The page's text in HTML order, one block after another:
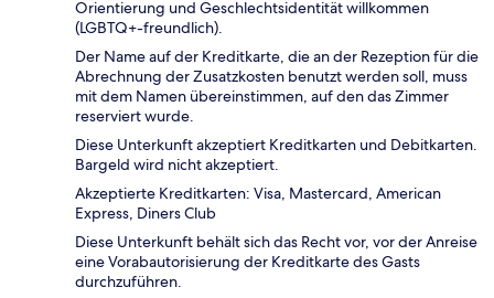
Orientierung und Geschlechtsidentität willkommen
(LGBTQ+-freundlich).
Der Name auf der Kreditkarte, die an der Rezeption für die
Abrechnung der Zusatzkosten benutzt werden soll, muss
mit dem Namen übereinstimmen, auf den das Zimmer
reserviert wurde.
Diese Unterkunft akzeptiert Kreditkarten und Debitkarten.
Bargeld wird nicht akzeptiert.
Akzeptierte Kreditkarten: Visa, Mastercard, American
Express, Diners Club
Diese Unterkunft behält sich das Recht vor, vor der Anreise
eine Vorabautorisierung der Kreditkarte des Gasts
durchzuführen.